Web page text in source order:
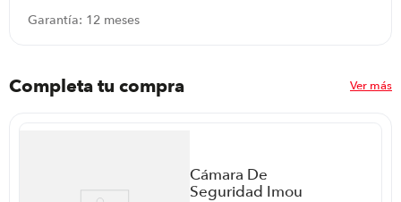
Garantía: 12 meses
Completa tu compra Ver más
Cámara De
Seguridad Imou